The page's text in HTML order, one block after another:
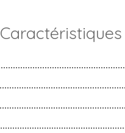
Caractéristiques